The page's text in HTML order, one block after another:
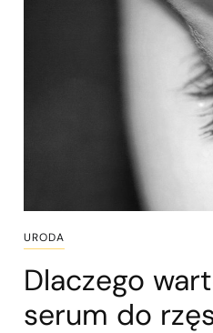
URODA
Dlaczego
serum do